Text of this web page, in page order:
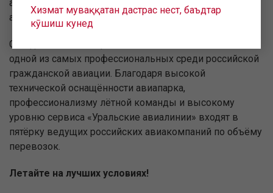
авиационной индустрии в области осуществления
авиаперевозок и обеспечения их безопасности.
Сегодня наша авиационно-техническая база является
одной из самых профессиональных среди российской
гражданской авиации. Благодаря высокой
технической оснащённости авиапарка,
профессионализму лётной команды и высокому
уровню сервиса «Уральские авиалинии» входят в
пятёрку ведущих российских авиакомпаний по объёму
перевозок.
Летайте на лучших условиях!
Хизмат муваққатан дастрас нест, баъдтар
кӯшиш кунед